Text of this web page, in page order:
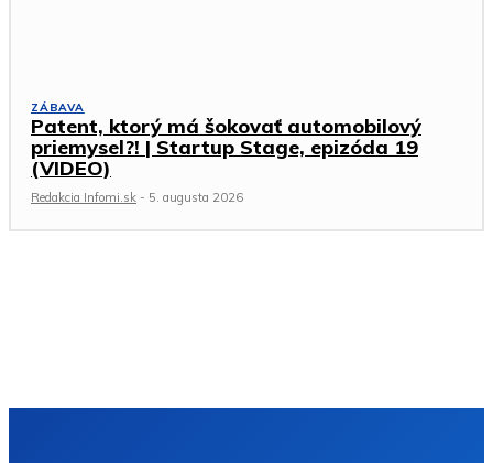
ZÁBAVA
Patent, ktorý má šokovať automobilový
priemysel?! | Startup Stage, epizóda 19
(VIDEO)
Redakcia Infomi.sk - 5. augusta 2026